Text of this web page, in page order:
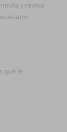
y revisa
que le